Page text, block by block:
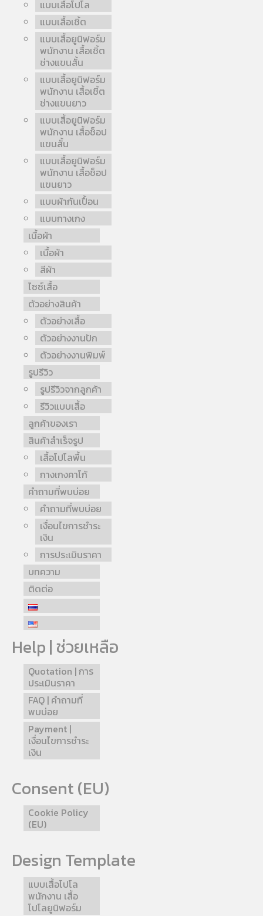
แบบเสื้อโปโล
แบบเสื้อเชิ้ต
แบบเสื้อยูนิฟอร์ม
พนักงาน เสื้อเชิ้ต
ช่างแขนสั้น
แบบเสื้อยูนิฟอร์ม
พนักงาน เสื้อเชิ้ต
ช่างแขนยาว
แบบเสื้อยูนิฟอร์ม
พนักงาน เสื้อช็อป
แขนสั้น
แบบเสื้อยูนิฟอร์ม
พนักงาน เสื้อช็อป
แขนยาว
แบบผ้ากันเปื้อน
แบบกางเกง
เนื้อผ้า
เนื้อผ้า
สีผ้า
ไซซ์เสื้อ
ตัวอย่างสินค้า
ตัวอย่างเสื้อ
ตัวอย่างงานปัก
ตัวอย่างงานพิมพ์
รูปรีวิว
รูปรีวิวจากลูกค้า
รีวิวแบบเสื้อ
ลูกค้าของเรา
สินค้าสำเร็จรูป
เสื้อโปโลพื้น
กางเกงคาโก้
คำถามที่พบบ่อย
คำถามที่พบบ่อย
เงื่อนไขการชำระ
เงิน
การประเมินราคา
บทความ
ติดต่อ
Help | ช่วยเหลือ
Quotation | การ
ประเมินราคา
FAQ | คำถามที่
พบบ่อย
Payment |
เงื่อนไขการชำระ
เงิน
Consent (EU)
Cookie Policy
(EU)
Design Template
แบบเสื้อโปโล
พนักงาน เสื้อ
โปโลยูนิฟอร์ม